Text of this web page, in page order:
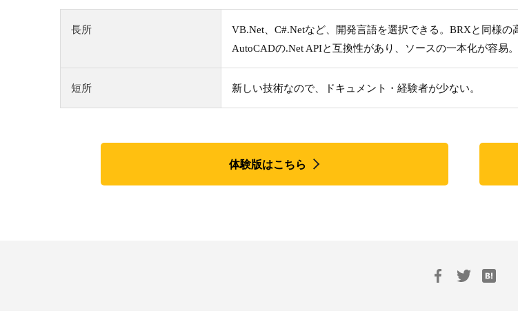
長所
VB.Net、C#.Netなど、開発言語を選択できる。BRXと同様の
AutoCADの.Net APIと互換性があり、ソースの一本化が容易
短所 新しい技術なので、ドキュメント・経験者が少ない。
体験版はこちら